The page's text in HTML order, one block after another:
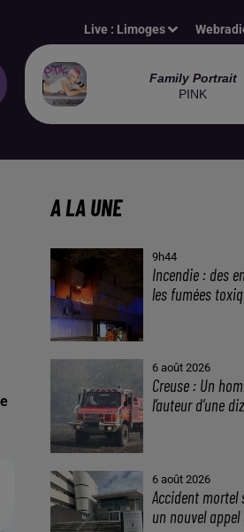
Live : Limoges
Family Portrait
PINK
A LA UNE
9h44
Incendie : des
les fumées
6 août 2026
Creuse : Un
l’auteur d’une
6 août 2026
Accident mortel
un nouvel